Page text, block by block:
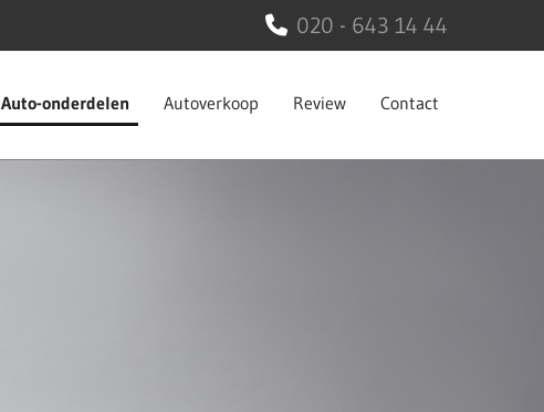
 020 - 643 14 44
Auto-onderdelen Autoverkoop Review Contact